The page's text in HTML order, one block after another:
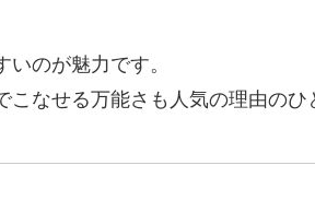
のが魅力です。
なせる万能さも人気の理由のひ